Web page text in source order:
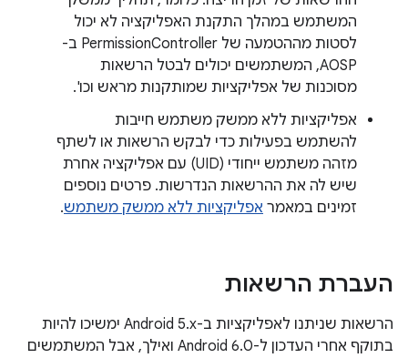
המשתמש במהלך התקנת האפליקציה לא יכול
לסטות מההטמעה של PermissionController ב-
AOSP, המשתמשים יכולים לבטל הרשאות
מסוכנות של אפליקציות שמותקנות מראש וכו'.
אפליקציות ללא ממשק משתמש חייבות
להשתמש בפעילות כדי לבקש הרשאות או לשתף
מזהה משתמש ייחודי (UID) עם אפליקציה אחרת
שיש לה את ההרשאות הנדרשות. פרטים נוספים
זמינים במאמר אפליקציות ללא ממשק משתמש.
העברת הרשאות
הרשאות שניתנו לאפליקציות ב-Android 5.x ימשיכו להיות
בתוקף אחרי העדכון ל-Android 6.0 ואילך, אבל המשתמשים